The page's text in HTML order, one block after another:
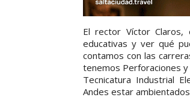
El rector Víctor
educativas y ver qué
contamos con las
tenemos Perforaciones y
Tecnicatura Industrial
Andes estar